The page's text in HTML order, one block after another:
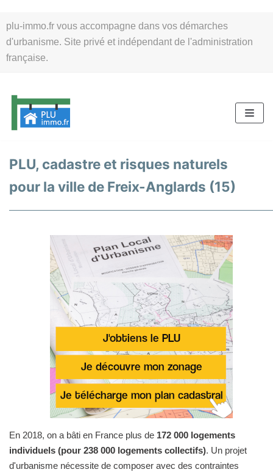
plu-immo.fr vous accompagne dans vos démarches
d'urbanisme. Site privé et indépendant de l'administration
française.
au
contenu
PLU, cadastre et risques naturels
pour la ville de Freix-Anglards (15)
En 2018, on a bâti en France plus de 172 000 logements
individuels (pour 238 000 logements collectifs). Un projet
d'urbanisme nécessite de composer avec des contraintes